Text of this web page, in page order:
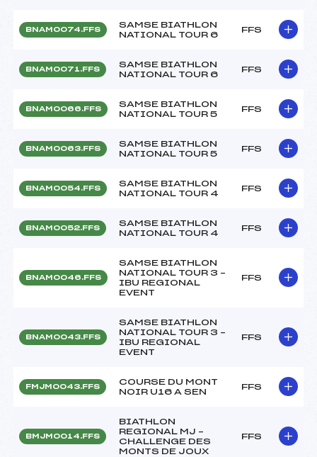
BNAM0074.FFS
SAMSE BIATHLON
NATIONAL TOUR 6
FFS
BNAM0071.FFS
SAMSE BIATHLON
NATIONAL TOUR 6
FFS
BNAM0066.FFS
SAMSE BIATHLON
NATIONAL TOUR 5
FFS
BNAM0063.FFS
SAMSE BIATHLON
NATIONAL TOUR 5
FFS
BNAM0054.FFS
SAMSE BIATHLON
NATIONAL TOUR 4
FFS
BNAM0052.FFS
SAMSE BIATHLON
NATIONAL TOUR 4
FFS
BNAM0046.FFS
SAMSE BIATHLON
NATIONAL TOUR 3 –
IBU REGIONAL
EVENT
FFS
BNAM0043.FFS
SAMSE BIATHLON
NATIONAL TOUR 3 –
IBU REGIONAL
EVENT
FFS
FMJM0043.FFS
COURSE DU MONT
NOIR U16 A SEN
FFS
BMJM0014.FFS
BIATHLON
REGIONAL MJ –
CHALLENGE DES
MONTS DE JOUX
FFS